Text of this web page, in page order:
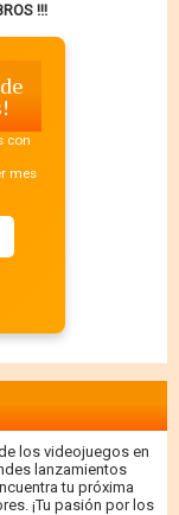
!!!
con
mes
los videojuegos en
lanzamientos
tu próxima
¡Tu pasión por los